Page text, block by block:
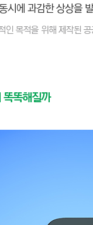
시에 과감한 상상을
인 목적을 위해 제작된
똑해질까